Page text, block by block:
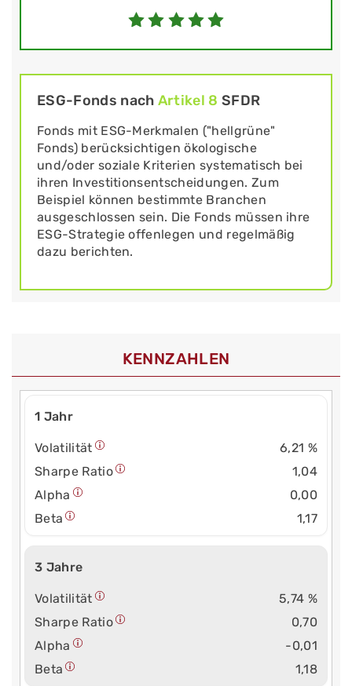
ESG-Fonds nach Artikel 8 SFDR
Fonds mit ESG-Merkmalen ("hellgrüne"
Fonds) berücksichtigen ökologische
und/oder soziale Kriterien systematisch bei
ihren Investitionsentscheidungen. Zum
Beispiel können bestimmte Branchen
ausgeschlossen sein. Die Fonds müssen ihre
ESG-Strategie offenlegen und regelmäßig
dazu berichten.
KENNZAHLEN
1 Jahr
Volatilität
6,21 %
Sharpe Ratio
1,04
Alpha
0,00
Beta
1,17
3 Jahre
Volatilität
5,74 %
Sharpe Ratio
0,70
Alpha
-0,01
Beta
1,18